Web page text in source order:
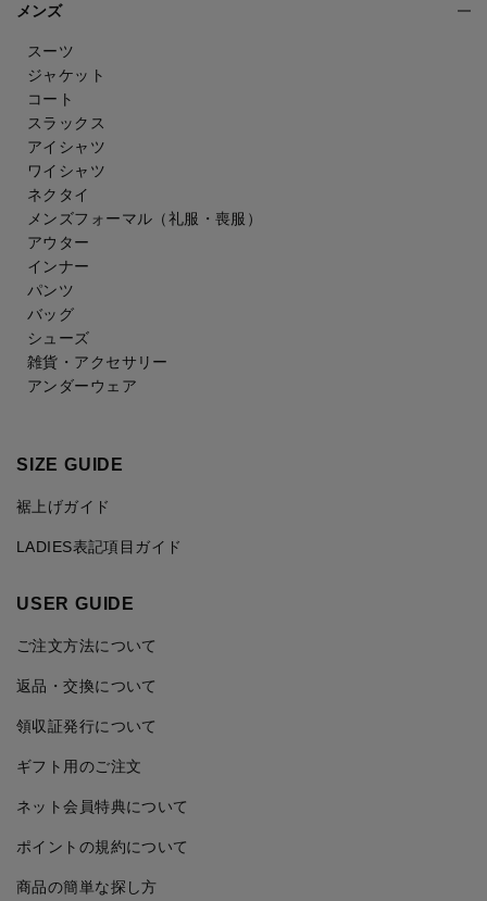
メンズ
スーツ
ジャケット
コート
スラックス
アイシャツ
ワイシャツ
ネクタイ
メンズフォーマル （礼服・喪服）
アウター
インナー
パンツ
バッグ
シューズ
雑貨・アクセサリー
アンダーウェア
SIZE GUIDE
裾上げガイド
LADIES表記項目ガイド
USER GUIDE
ご注文方法について
返品・交換について
領収証発行について
ギフト用のご注文
ネット会員特典について
ポイントの規約について
商品の簡単な探し方